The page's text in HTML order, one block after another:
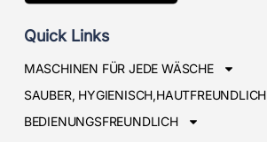
Quick Links
MASCHINEN FÜR JEDE WÄSCHE
SAUBER, HYGIENISCH,HAUTFREUNDLICH
BEDIENUNGSFREUNDLICH